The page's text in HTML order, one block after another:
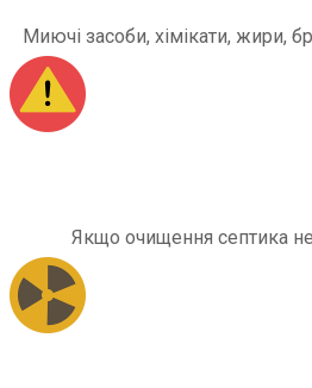
Миючі засоби, хімікати, жири,
Якщо очищення септика не